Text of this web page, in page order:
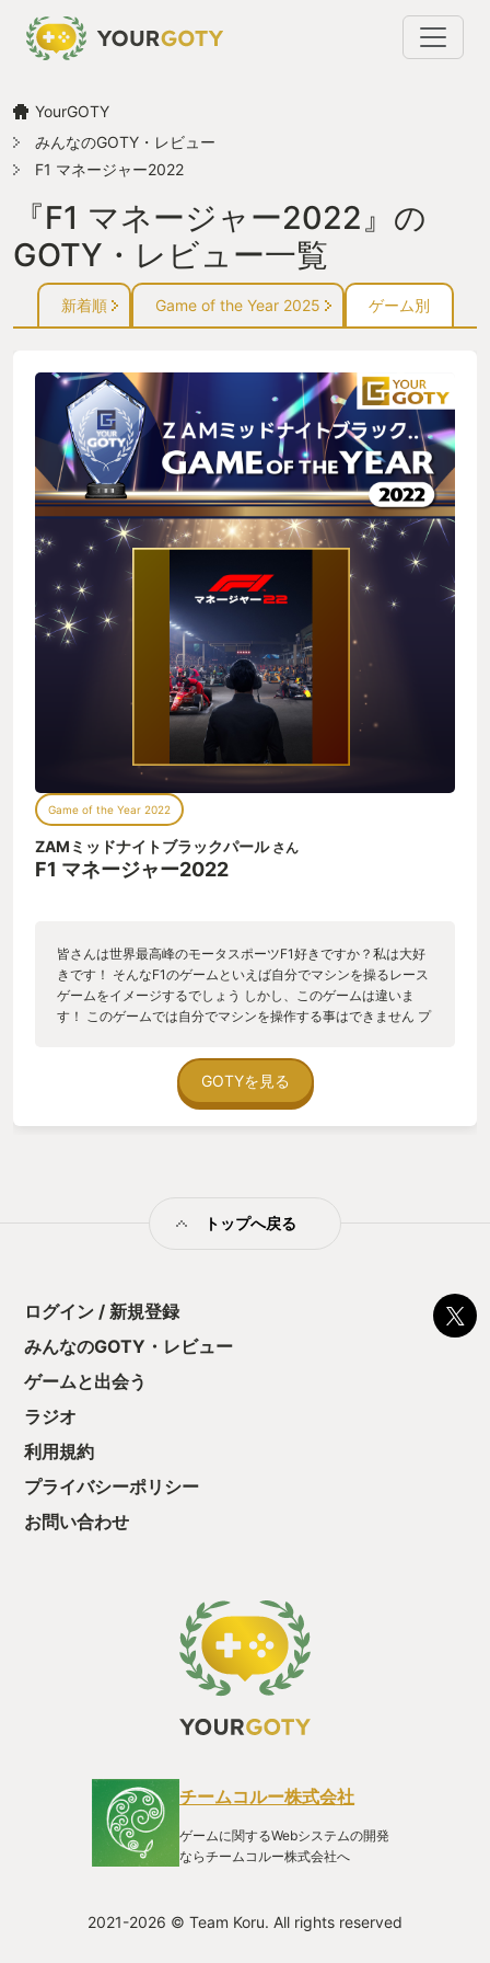
YourGOTY
みんなのGOTY・レビュー
F1 マネージャー2022
『F1 マネージャー2022』の
GOTY・レビュー一覧
新着順 Game of the Year 2025 ゲーム別
Game of the Year 2022
ZAMミッドナイトブラックパールさん
F1 マネージャー2022
皆さんは世界最高峰のモータスポーツF1好きですか？私は大好
きです！ そんなF1のゲームといえば自分でマシンを操るレース
ゲームをイメージするでしょう しかし、このゲームは違いま
す！ このゲームでは自分でマシンを操作する事はできません プ
り、パーツを開発したり、時には金策もしなければいけないの
です 発売からまもなく開発終了がアナウンスされたり、システ
ム面で単調になってしまう等々不満な点は少なからずあります
GOTYを見る
トップへ戻る
ログイン / 新規登録
みんなのGOTY・レビュー
ゲームと出会う
ラジオ
利用規約
プライバシーポリシー
お問い合わせ
チームコルー株式会社
ゲームに関するWebシステムの開発
ならチームコルー株式会社へ
2021-2026 © Team Koru. All rights reserved